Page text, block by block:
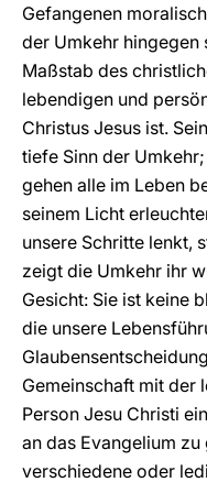
Gefangenen
der Umkehr hingegen
Maßstab des
lebendigen und
Christus Jesus ist.
tiefe Sinn der
gehen alle im Leben
seinem Licht
unsere Schritte lenkt,
zeigt die Umkehr ihr
Gesicht: Sie ist keine
die unsere
Gemeinschaft mit der
Person Jesu Christi
an das Evangelium
verschiedene oder